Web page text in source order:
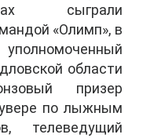
сыграли
«Олимп», в
области
призер
по лыжным
телеведущий